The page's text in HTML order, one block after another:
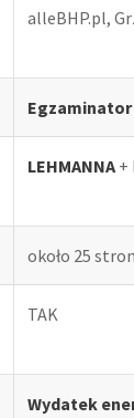
alleBHP.pl,
LEHMANNA +
około 25 stron
TAK
Wydatek